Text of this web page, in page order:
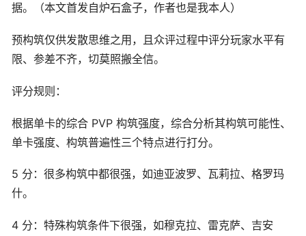
据。（本文首发自炉石盒子，作者也是我本人）
预构筑仅供发散思维之用，且众评过程中评分玩家水平有
限、参差不齐，切莫照搬全信。
评分规则：
根据单卡的综合 PVP 构筑强度，综合分析其构筑可能性、
单卡强度、构筑普遍性三个特点进行打分。
5 分：很多构筑中都很强，如迪亚波罗、瓦莉拉、格罗玛
什。
4 分：特殊构筑条件下很强，如穆克拉、雷克萨、吉安